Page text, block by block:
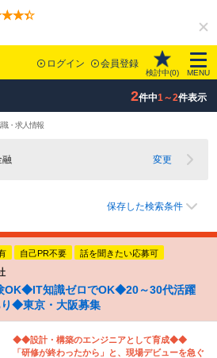
ログイン 会員登録
検討中(0) MENU
2件中1～2件表示
・求人情報
融 変更
保存した検索条件
自己PR不要 話を聞きたい応募可
OK◆IT知識ゼロでOK◆20～30代活躍
◆東京・大阪募集
◆◆設計・構築のエンジニアとして育成◆◆
「研修が終わったから」と、現場デビューを急ぐ